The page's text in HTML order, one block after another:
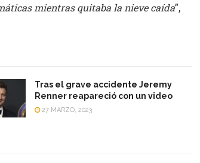
mientras quitaba la nieve caída”,
Tras el grave accidente Jeremy
Renner reapareció con un video
27 MARZO, 2023